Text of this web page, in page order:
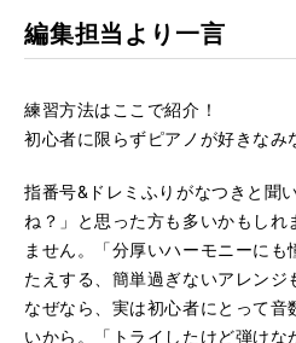
編集担当より一言
練習方法はここで紹介！
初心者に限らずピアノが好きなみ
指番号&ドレミふりがなつきと聞
ね？」と思った方も多いかもしれ
ません。「分厚いハーモニーにも
たえする、簡単過ぎないアレンジ
なぜなら、実は初心者にとって
いから。「トライしたけど弾けな